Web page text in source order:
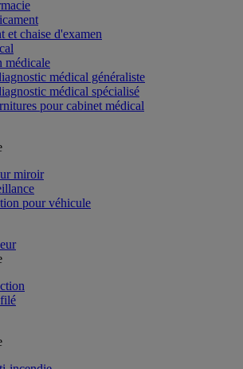
et chaise d'examen
médicale
médical généraliste
médical spécialisé
pour cabinet médical
miroir
pour véhicule